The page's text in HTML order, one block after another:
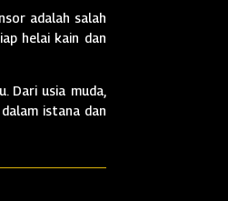
adalah salah
helai kain dan
Dari usia muda,
istana dan